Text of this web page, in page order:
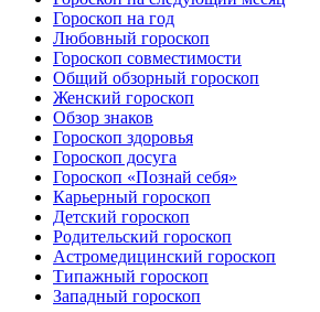
Гороскоп на год
Любовный гороскоп
Гороскоп совместимости
Общий обзорный гороскоп
Женский гороскоп
Обзор знаков
Гороскоп здоровья
Гороскоп досуга
Гороскоп «Познай себя»
Карьерный гороскоп
Детский гороскоп
Родительский гороскоп
Астромедицинский гороскоп
Типажный гороскоп
Западный гороскоп